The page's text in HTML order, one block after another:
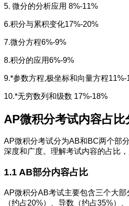
5. 微分的分析应用 8%-11%
6.积分与累积变化17%-20%
7.微分方程6%-9%
8.积分的应用6%-9%
9.*参数方程,极坐标和向量方程11%-
10.*无穷数列和级数 17%-18%
AP微积分考试内容占比
AP微积分考试分为AB和BC两个部
深度和广度。理解考试内容的占比，
1.1 AB部分内容占比
AP微积分AB考试主要包含三个大
（约占20%）、导数（约占35%）